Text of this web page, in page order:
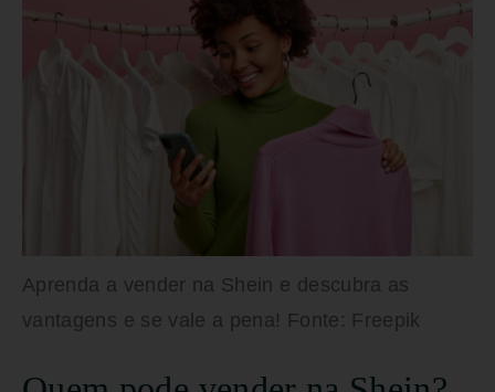
Aprenda a vender na Shein e descubra as
vantagens e se vale a pena! Fonte: Freepik